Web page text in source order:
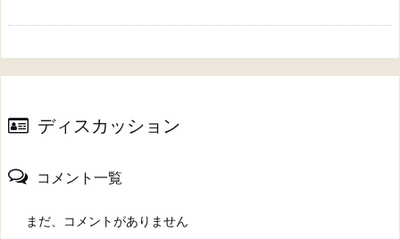
ディスカッション
コメント一覧
まだ、コメントがありません